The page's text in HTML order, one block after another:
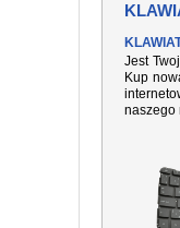
Jest
Kup
naszego